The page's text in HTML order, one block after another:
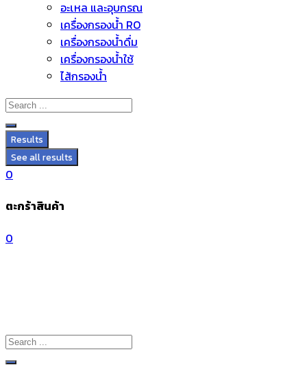
อะไหล่ และอุปกรณ์
เครื่องกรองน้ำ RO
เครื่องกรองน้ำดื่ม
เครื่องกรองน้ำใช้
ไส้กรองน้ำ
Results
See all results
0
ตะกร้าสินค้า
0